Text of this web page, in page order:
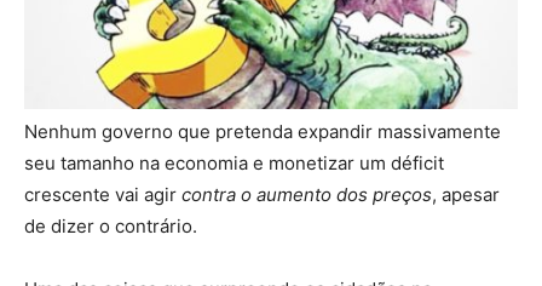
Nenhum governo que pretenda expandir massivamente
seu tamanho na economia e monetizar um déficit
crescente vai agir contra o aumento dos preços, apesar
de dizer o contrário.